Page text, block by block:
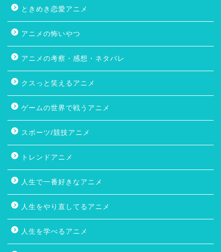
ときめき恋愛アニメ
アニメの怖いやつ
アニメの考察・感想・ネタバレ
クスっと笑えるアニメ
ゲームの世界で戦うアニメ
スポーツ/競技アニメ
トレンドアニメ
人生で一番好きなアニメ
人生をやり直してるアニメ
人生を学べるアニメ